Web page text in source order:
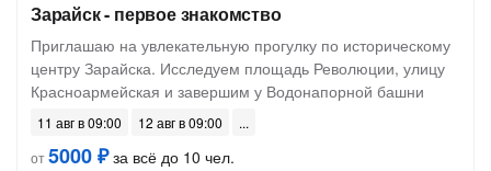
Зарайск - первое знакомство
Приглашаю на увлекательную прогулку по историческому
центру Зарайска. Исследуем площадь Революции, улицу
Красноармейская и завершим у Водонапорной башни
11 авг в 09:00
12 авг в 09:00
от5000 ₽за всё до 10 чел.